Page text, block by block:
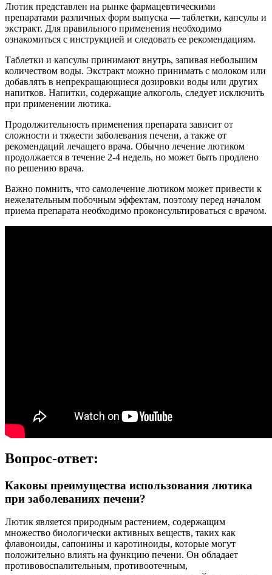
Лютик представлен на рынке фармацевтическими
препаратами различных форм выпуска — таблетки, капсулы и
экстракт. Для правильного применения необходимо
ознакомиться с инструкцией и следовать ее рекомендациям.
Таблетки и капсулы принимают внутрь, запивая небольшим
количеством воды. Экстракт можно принимать с молоком или
добавлять в непрекращающиеся дозировки воды или других
напитков. Напитки, содержащие алкоголь, следует исключить
при применении лютика.
Продолжительность применения препарата зависит от
сложности и тяжести заболевания печени, а также от
рекомендаций лечащего врача. Обычно лечение лютиком
продолжается в течение 2-4 недель, но может быть продлено
по решению врача.
Важно помнить, что самолечение лютиком может привести к
нежелательным побочным эффектам, поэтому перед началом
приема препарата необходимо проконсультироваться с врачом.
Вопрос-ответ:
Каковы преимущества использования лютика
при заболеваниях печени?
Лютик является природным растением, содержащим
множество биологически активных веществ, таких как
флавоноиды, сапонины и каротиноиды, которые могут
положительно влиять на функцию печени. Он обладает
противовоспалительным, противоотечным,